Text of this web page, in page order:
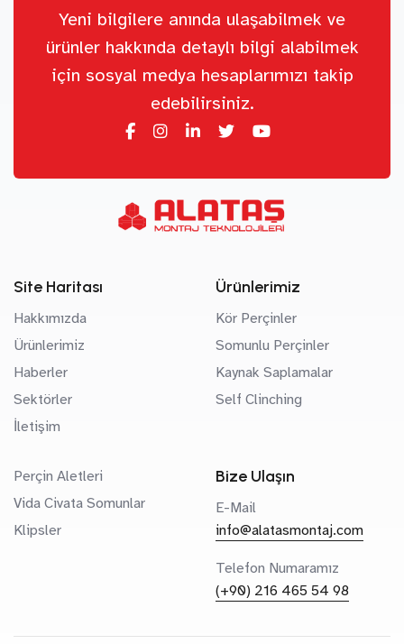
Yeni bilgilere anında ulaşabilmek ve
ürünler hakkında detaylı bilgi alabilmek
için sosyal medya hesaplarımızı takip
edebilirsiniz.
Site Haritası
Hakkımızda
Ürünlerimiz
Haberler
Sektörler
İletişim
Ürünlerimiz
Kör Perçinler
Somunlu Perçinler
Kaynak Saplamalar
Self Clinching
Perçin Aletleri
Vida Civata Somunlar
Klipsler
Bize Ulaşın
E-Mail
info@alatasmontaj.com
Telefon Numaramız
(+90) 216 465 54 98